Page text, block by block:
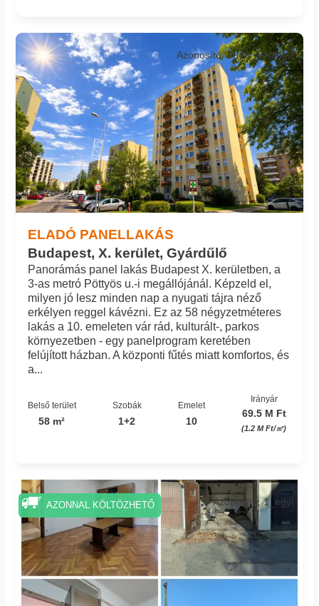
ELADÓ PANELLAKÁS
Budapest, X. kerület, Gyárdűlő
Azonosító: 7943_webing2
Panorámás panel lakás Budapest X. kerületben, a
3-as metró Pöttyös u.-i megállójánál. Képzeld el,
milyen jó lesz minden nap a nyugati tájra néző
erkélyen reggel kávézni. Ez az 58 négyzetméteres
lakás a 10. emeleten vár rád, kulturált-, parkos
környezetben - egy panelprogram keretében
felújított házban. A központi fűtés miatt komfortos, és
a...
Belső terület
58 m²
Szobák
1+2
Emelet
10
Irányár
69.5 M Ft
(1.2 M Ft/㎡)
Azonosító: 1_egyi
AZONNAL KÖLTÖZHETŐ